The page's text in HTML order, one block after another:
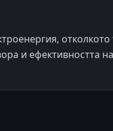
и ефективността